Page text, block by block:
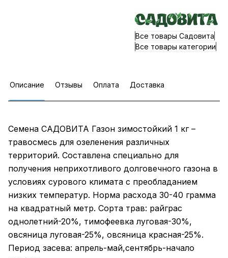
Все товары Садовита
Все товары категории
Описание Отзывы Оплата Доставка
Семена САДОВИТА Газон зимостойкий 1 кг –
травосмесь для озеленения различных
территорий. Составлена специально для
получения неприхотливого долговечного газона в
условиях сурового климата с преобладанием
низких температур. Норма расхода 30-40 грамма
на квадратный метр. Сорта трав: райграс
однолетний-20%, тимофеевка луговая-30%,
овсяница луговая-25%, овсяница красная-25%.
Период засева: апрель-май,сентябрь-начало